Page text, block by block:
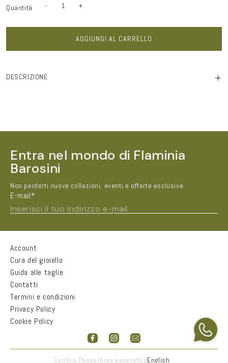
Quantità
Quantità Diminuisci
Fedina
contrarie&#39;
argento
- Aumenta
Fedina
treccia
contrarie&#39;
argento
+
AGGIUNGI AL CARRELLO
DESCRIZIONE +
Entra nel mondo di Flaminia
Barosini
Non perderti nuove collezioni, eventi e offerte esclusive.
E-mail*
Inserisci il tuo indirizzo e-mail
Nome e Cognome*
Città
Email*
informativa sulla privacy
Account
Cura del gioiello
Guida alle taglie
Contatti
Termini e condizioni
Privacy Policy
Cookie Policy
Cambia Paese/Area geograficaEnglish